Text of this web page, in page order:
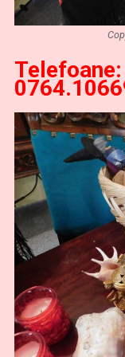
Telefoane: